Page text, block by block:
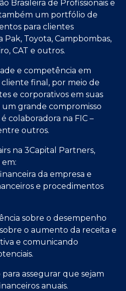
Brasileira de Profissionais e
um portfólio de
para clientes
Toyota, Campbombas,
CAT e outros.
e competência em
final, por meio de
e corporativos em suas
um grande compromisso
colaboradora na FIC –
outros.
na 3Capital Partners,
da empresa e
e procedimentos
sobre o desempenho
o aumento da receita e
e comunicando
assegurar que sejam
anuais.